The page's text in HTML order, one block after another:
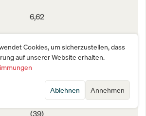
6,62
Underperformer
(39)
Cookies, um sicherzustellen, dass
auf unserer Website erhalten.
Annehmen
Ablehnen